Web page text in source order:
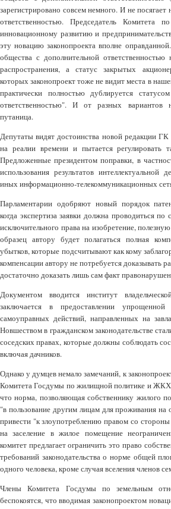
зарегистрировано совсем немного. И не
ответственностью. Председатель Комитета
инновационному развитию и
эту новацию законопроекта вполне
общества с дополнительной ответственностью
распространения, а статус закрытых
которых законопроект тоже не видит места в
практически полностью дублируется
ответственностью". И от разных вариантов
путаница.
Депутаты видят достоинства новой редакции
на реалии времени и пытается регулировать
Предложенные президентом поправки, в
использования результатов интеллектуальной
иных информационно-телекоммуникационных
Парламентарии одобряют новый порядок
когда экспертиза заявки должна проводиться
исключительного права на изобретение,
образец автору будет полагаться полная
убытков, которые подсчитывают как кому
компенсации автору не потребуется доказывать
достаточно доказать лишь сам факт
Документом вводится институт
заключается в предоставлении
самоуправных действий, направленных на
Новшеством в гражданском законодательстве
соседских правах, которые должны соблюдать
включая дачников.
Однако у думцев немало замечаний, к
Комитета Госдумы по жилищной политике и ЖКХ
что норма, позволяющая собственнику жилого
"в пользование другим лицам для проживания
привести "к злоупотреблению правом со
на заселение в жилое помещение
комитет предлагает ограничить это право
требований законодательства о норме общей
одного человека, кроме случая вселения членов
Члены Комитета Госдумы по земельным
беспокоятся, что вводимая законопроектом